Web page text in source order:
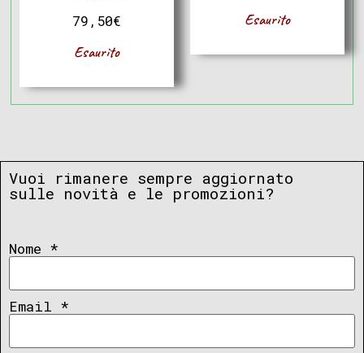
Esaurito
79,50€
Esaurito
Vuoi rimanere sempre aggiornato
sulle novità e le promozioni?
Nome *
Email *